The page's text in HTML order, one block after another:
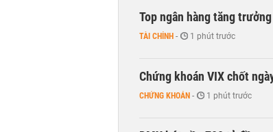
Top ngân hàng tăng
TÀI CHÍNH - 1 phút trước
Chứng khoán VIX chốt
CHỨNG KHOÁN - 1 phút trước